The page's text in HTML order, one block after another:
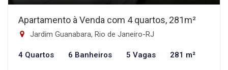
Apartamento à Venda com 4 quartos, 281m²
Jardim Guanabara, Rio de Janeiro-RJ
4 Quartos 6 Banheiros 5 Vagas 281 m²